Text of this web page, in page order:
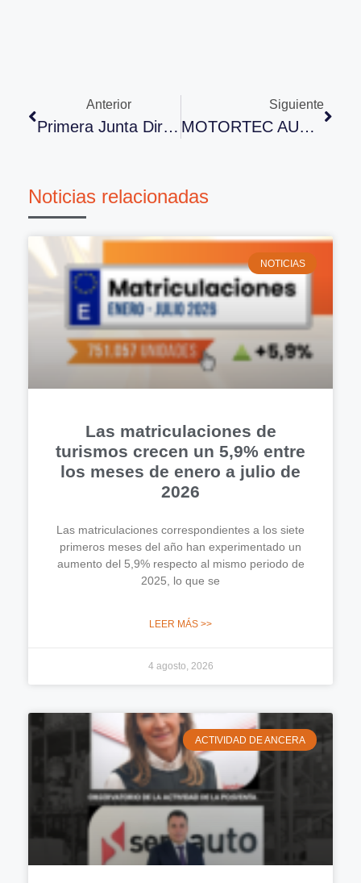
Anterior
Primera Junta Directiva De AFIBA En 2017
Siguiente
MOTORTEC AUTOMECHANIKA MADRID 2017:LA CITA DE NUESTRO SECTOR
Noticias relacionadas
NOTICIAS
Las matriculaciones de
turismos crecen un 5,9% entre
los meses de enero a julio de
2026
Las matriculaciones correspondientes a los siete
primeros meses del año han experimentado un
aumento del 5,9% respecto al mismo periodo de
2025, lo que se
LEER MÁS >>
4 agosto, 2026
ACTIVIDAD DE ANCERA